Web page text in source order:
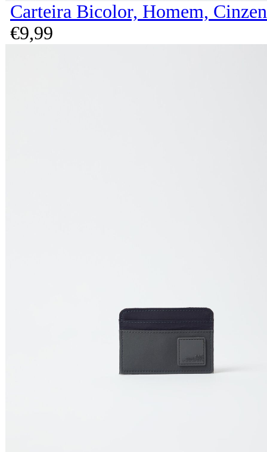
Carteira Bicolor, Homem,
€9,99